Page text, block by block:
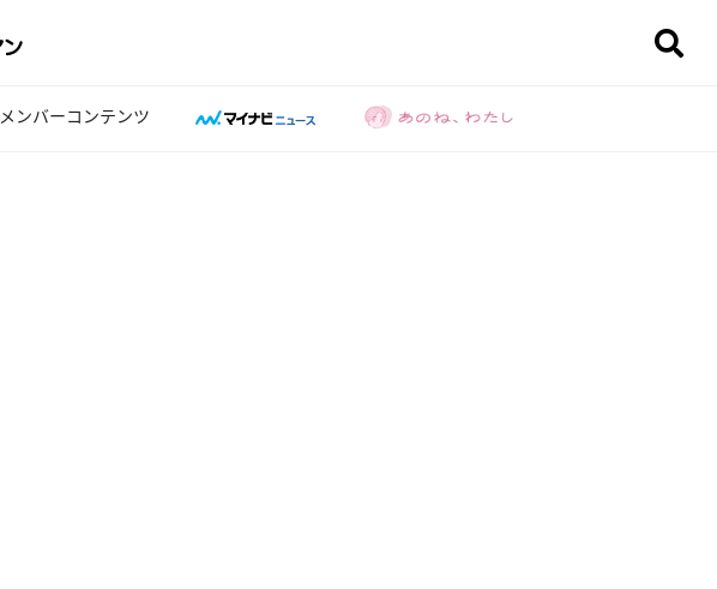
メンバーコンテンツ